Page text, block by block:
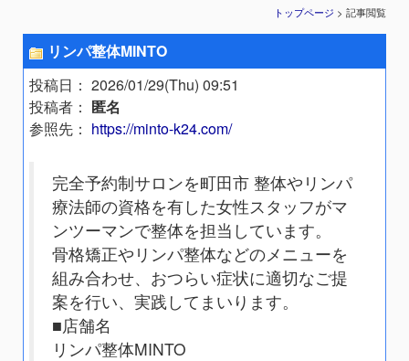
トップページ > 記事閲覧
リンパ整体MINTO
投稿日 ： 2026/01/29(Thu) 09:51
投稿者 ： 匿名
参照先 ： https://minto-k24.com/
完全予約制サロンを町田市 整体やリンパ
療法師の資格を有した女性スタッフがマ
ンツーマンで整体を担当しています。
骨格矯正やリンパ整体などのメニューを
組み合わせ、おつらい症状に適切なご提
案を行い、実践してまいります。
■店舗名
リンパ整体MINTO